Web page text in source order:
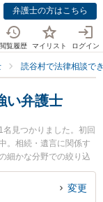
弁護士の方はこちら
閲覧履歴 マイリスト ログイン
読谷村で法律相談で
い弁護士
見つかりました。初回
。相続・遺言に関係す
細かな分野での絞り込
谷オフィスの上原 佑人
目されています。『読
変更